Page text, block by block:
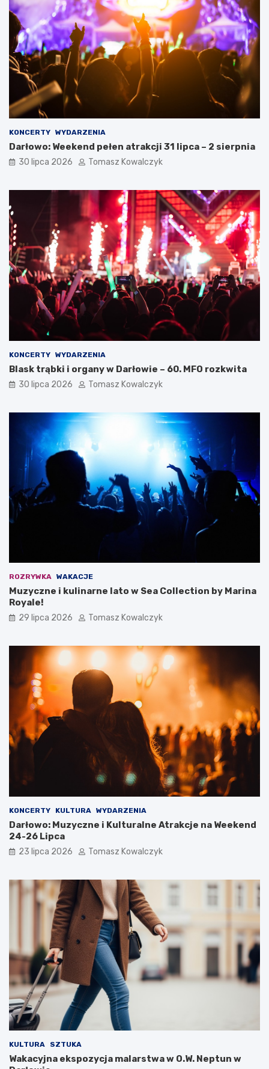
KONCERTY WYDARZENIA
Darłowo: Weekend pełen atrakcji 31 lipca – 2 sierpnia
30 lipca 2026 Tomasz Kowalczyk
KONCERTY WYDARZENIA
Blask trąbki i organy w Darłowie – 60. MFO rozkwita
30 lipca 2026 Tomasz Kowalczyk
ROZRYWKA WAKACJE
Muzyczne i kulinarne lato w Sea Collection by Marina
Royale!
29 lipca 2026 Tomasz Kowalczyk
KONCERTY KULTURA WYDARZENIA
Darłowo: Muzyczne i Kulturalne Atrakcje na Weekend
24-26 Lipca
23 lipca 2026 Tomasz Kowalczyk
KULTURA SZTUKA
Wakacyjna ekspozycja malarstwa w O.W. Neptun w